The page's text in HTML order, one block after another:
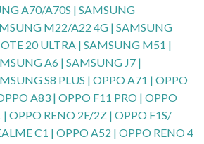
A70/A70S | SAMSUNG
M22/A22 4G | SAMSUNG
20 ULTRA | SAMSUNG M51 |
A6 | SAMSUNG J7 |
S8 PLUS | OPPO A71 | OPPO
A83 | OPPO F11 PRO | OPPO
OPPO RENO 2F/2Z | OPPO F1S/
C1 | OPPO A52 | OPPO RENO 4